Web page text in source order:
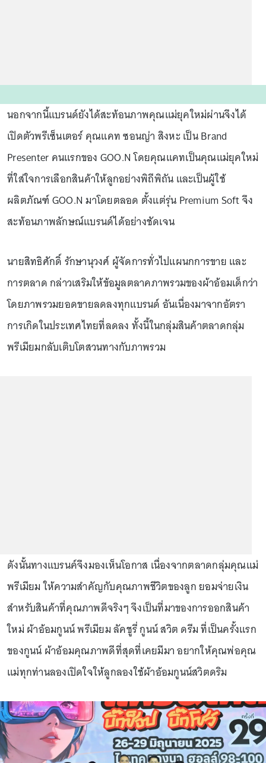
นอกจากนี้แบรนด์ยังได้สะท้อนภาพคุณแม่ยุคใหม่ผ่านจึงได้
เปิดตัวพรีเซ็นเตอร์ คุณแคท ซอนญ่า สิงหะ เป็น Brand
Presenter คนแรกของ GOO.N โดยคุณแคทเป็นคุณแม่ยุคใหม่
ที่ใส่ใจการเลือกสินค้าให้ลูกอย่างพิถีพิถัน และเป็นผู้ใช้
ผลิตภัณฑ์ GOO.N มาโดยตลอด ตั้งแต่รุ่น Premium Soft จึง
สะท้อนภาพลักษณ์แบรนด์ได้อย่างชัดเจน
นายสิทธิศักดิ์ รักษานุวงศ์ ผู้จัดการทั่วไปแผนกการขาย และ
การตลาด กล่าวเสริมให้ข้อมูลตลาคภาพรวมของผ้าอ้อมเด็กว่า
โดยภาพรวมยอดขายลดลงทุกแบรนด์ อันเนื่องมาจากอัตรา
การเกิดในประเทศไทยที่ลดลง ทั้งนี้ในกลุ่มสินค้าตลาดกลุ่ม
พรีเมียมกลับเติบโตสวนทางกับภาพรวม
ดังนั้นทางแบรนค์จึงมองเห็นโอกาส เนื่องจากตลาดกลุ่มคุณแม่
พรีเมียม ให้ความสำคัญกับคุณภาพชีวิตของลูก ยอมจ่ายเงิน
สำหรับสินค้าที่คุณภาพดีจริงๆ จึงเป็นที่มาของการออกสินค้า
ใหม่ ผ้าอ้อมกูนน์ พรีเมียม ลัคชูรี่ กูนน์ สวิต ดรีม ที่เป็นครั้งแรก
ของกูนน์ ผ้าอ้อมคุณภาพดีที่สุดที่เคยมีมา อยากให้คุณพ่อคุณ
แม่ทุกท่านลองเปิดใจให้ลูกลองใช้ผ้าอ้อมกูนน์สวิตดริม